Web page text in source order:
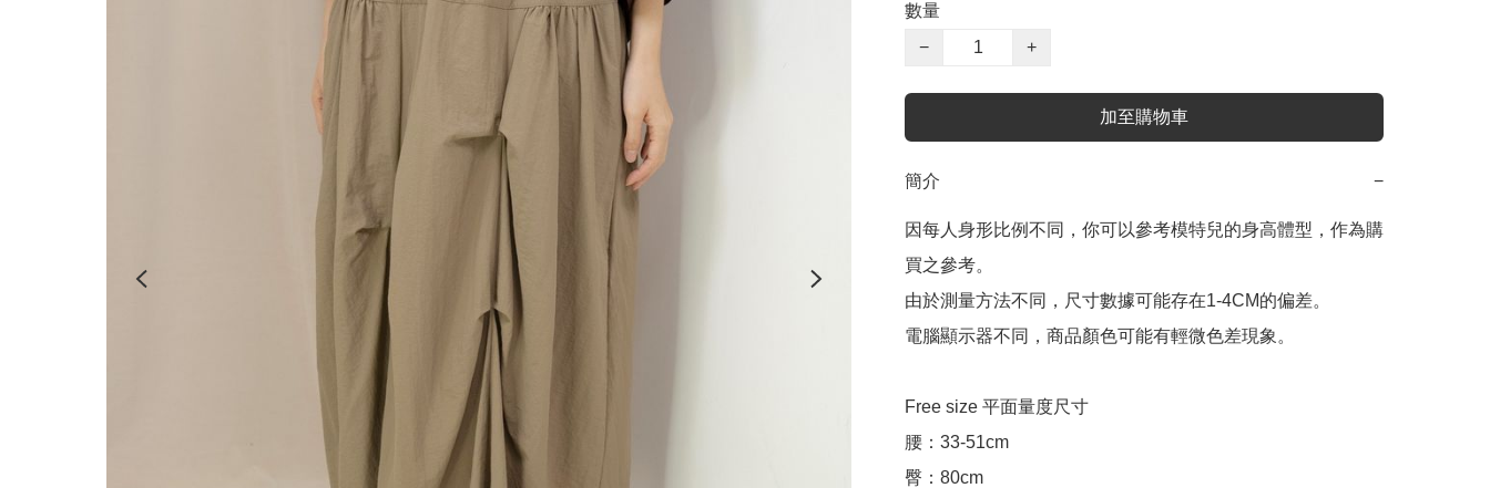
數量
−
+
加至購物車
簡介 −
因每人身形比例不同，你可以參考模特兒的身高體型，作為購
買之參考。
由於測量方法不同，尺寸數據可能存在1-4CM的偏差。
電腦顯示器不同，商品顏色可能有輕微色差現象。
Free size 平面量度尺寸
腰：33-51cm
臀：80cm